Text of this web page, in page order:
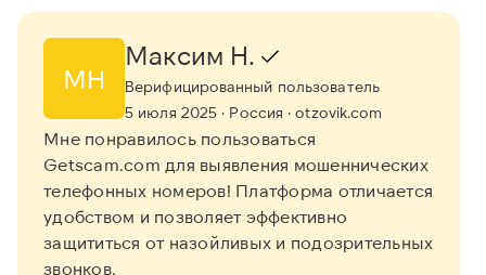
МН
Максим Н.
Верифицированный пользователь
5 июля 2025 · Россия · otzovik.com
Мне понравилось пользоваться
Getscam.com для выявления мошеннических
телефонных номеров! Платформа отличается
удобством и позволяет эффективно
защититься от назойливых и подозрительных
звонков.